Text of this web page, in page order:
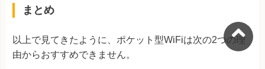
まとめ
以上で見てきたように、ポケット型WiFiは次の2つの理
由からおすすめできません。